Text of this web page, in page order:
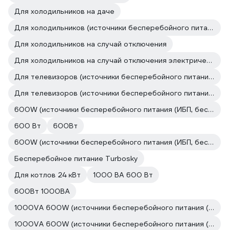
Для холодильников на даче
Для холодильников (источники бесперебойного питания (ИБП, бесперебойники))
Для холодильников на случай отключения
Для холодильников на случай отключения электричества
Для телевизоров (источники бесперебойного питания (ИБП, бесперебойники))
Для телевизоров (источники бесперебойного питания (ИБП, бесперебойники))
600W (источники бесперебойного питания (ИБП, бесперебойники))
600 Вт
600Вт
600W (источники бесперебойного питания (ИБП, бесперебойники))
Бесперебойное питание Turbosky
Для котлов 24 кВт
1000 ВА 600 Вт
600Вт 1000ВА
1000VA 600W (источники бесперебойного питания (ИБП, бесперебойники))
1000VA 600W (источники бесперебойного питания (ИБП, бесперебойники))